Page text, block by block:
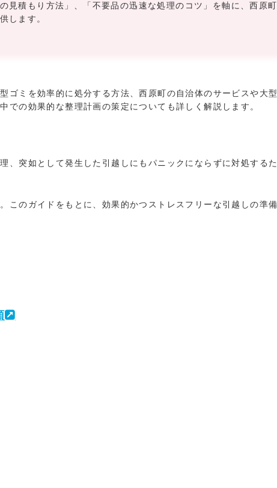
見積もり方法」、「不要品の迅速な処理のコツ」を軸に、西原
します。
ゴミを効率的に処分する方法、西原町の自治体のサービスや大
での効果的な整理計画の策定についても詳しく解説します。
、突如として発生した引越しにもパニックにならずに対処する
このガイドをもとに、効果的かつストレスフリーな引越しの準